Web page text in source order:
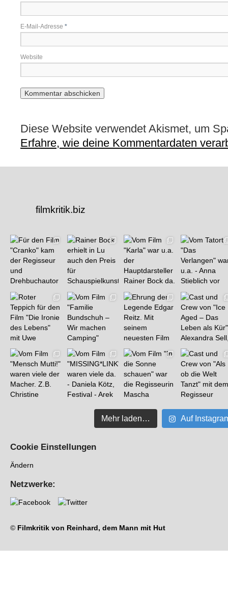
E-Mail-Adresse *
Website
Diese Website verwendet Akismet, um
Erfahre, wie deine Kommentardaten
filmkritik.biz
Mehr laden… Auf
Cookie Einstellungen
Ändern
Netzwerke:
© Filmkritik von Reinhard, dem Mann mit Hut